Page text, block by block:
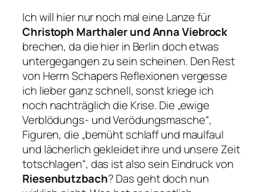
Ich will hier nur noch mal eine Lanze für
Christoph Marthaler und Anna Viebrock
brechen, da die hier in Berlin doch etwas
untergegangen zu sein scheinen. Den Rest
von Herrn Schapers Reflexionen vergesse
ich lieber ganz schnell, sonst kriege ich
noch nachträglich die Krise. Die „ewige
Verblödungs- und Verödungsmasche“,
Figuren, die „bemüht schlaff und maulfaul
und lächerlich gekleidet ihre und unsere Zeit
totschlagen“, das ist also sein Eindruck von
Riesenbutzbach? Das geht doch nun